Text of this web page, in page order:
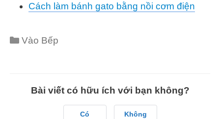
Cách làm bánh gato bằng nồi cơm điện
Categories
Vào Bếp
Bài viết có hữu ích với bạn không?
Có Không